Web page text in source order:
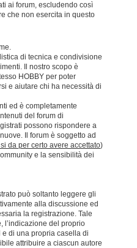
ai forum, escludendo così
che non esercita in questo
di tecnica e condivisione
Il nostro scopo è
HOBBY per poter
e aiutare chi ha necessità di
ed è completamente
del forum di
possono rispondere a
Il forum è soggetto ad
da per certo avere accettato)
e la sensibilità dei
può soltanto leggere gli
alla discussione ed
la registrazione. Tale
l’indicazione del proprio
di una propria casella di
attribuire a ciascun autore